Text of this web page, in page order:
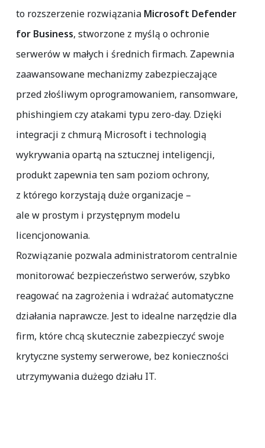
to rozszerzenie rozwiązania Microsoft Defender
for Business, stworzone z myślą o ochronie
serwerów w małych i średnich firmach. Zapewnia
zaawansowane mechanizmy zabezpieczające
przed złośliwym oprogramowaniem, ransomware,
phishingiem czy atakami typu zero-day. Dzięki
integracji z chmurą Microsoft i technologią
wykrywania opartą na sztucznej inteligencji,
produkt zapewnia ten sam poziom ochrony,
z którego korzystają duże organizacje –
ale w prostym i przystępnym modelu
licencjonowania.
Rozwiązanie pozwala administratorom centralnie
monitorować bezpieczeństwo serwerów, szybko
reagować na zagrożenia i wdrażać automatyczne
działania naprawcze. Jest to idealne narzędzie dla
firm, które chcą skutecznie zabezpieczyć swoje
krytyczne systemy serwerowe, bez konieczności
utrzymywania dużego działu IT.